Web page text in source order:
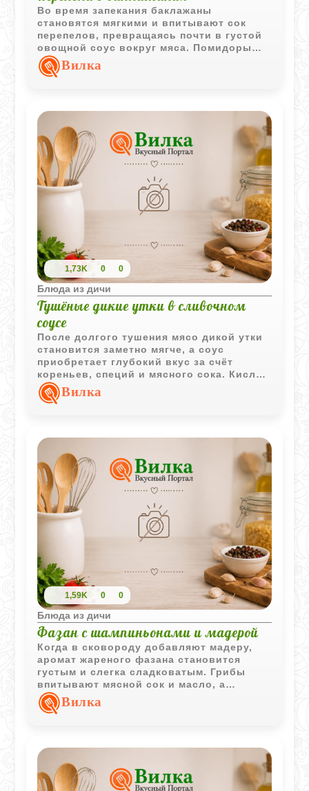
Во время запекания баклажаны
становятся мягкими и впитывают сок
перепелов, превращаясь почти в густой
овощной соус вокруг мяса. Помидоры
сверху слегка подсыхают и добавляют
блюду лёгкую кислинку и аромат
Вилка
1,73K 0 0
Блюда из дичи
Тушёные дикие утки в сливочном
соусе
После долгого тушения мясо дикой утки
становится заметно мягче, а соус
приобретает глубокий вкус за счёт
кореньев, специй и мясного сока. Кислое
молоко делает подливу более нежной и
слегка бархатистой, не перебивая аромат
Вилка
1,59K 0 0
Блюда из дичи
Фазан с шампиньонами и мадерой
Когда в сковороду добавляют мадеру,
аромат жареного фазана становится
густым и слегка сладковатым. Грибы
впитывают мясной сок и масло, а
жареный картофель завершает блюдо
так, будто оно пришло из старой
Вилка